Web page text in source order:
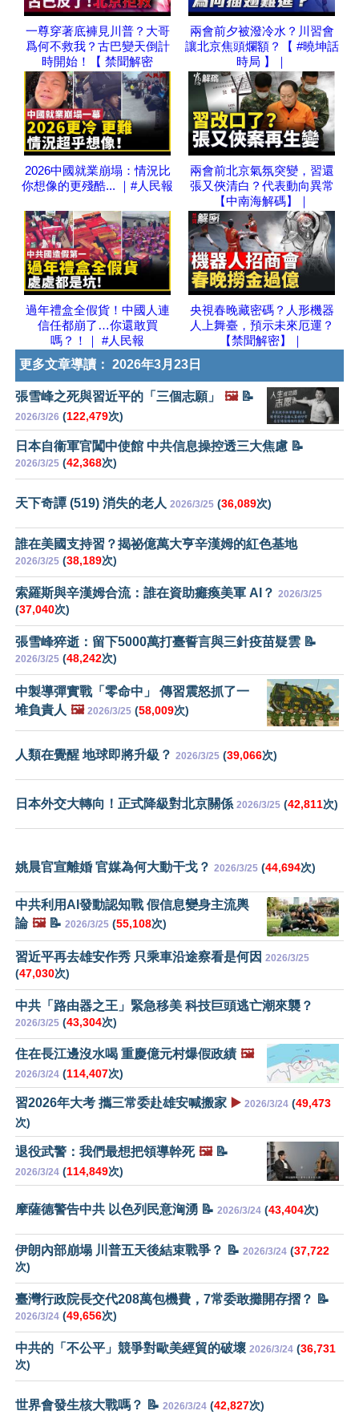
一尊穿著底褲見川普？大哥
爲何不救我？古巴變天倒計
時開始！【 禁聞解密
兩會前夕被潑冷水？川習會
讓北京焦頭爛額？【 #曉坤話
時局 】｜
2026中國就業崩塌：情況比
你想像的更殘酷... ｜#人民報
兩會前北京氣氛突變，習還
張又俠清白？代表動向異常
【中南海解碼】｜
過年禮盒全假貨！中國人連
信任都崩了…你還敢買
嗎？！｜ #人民報
央視春晚藏密碼？人形機器
人上舞臺，預示未來厄運？
【禁聞解密】｜
更多文章導讀： 2026年3月23日
張雪峰之死與習近平的「三個志願」 🖼️📝
2026/3/26 (122,479次)
日本自衞軍官闖中使館 中共信息操控透三大焦慮 📝
2026/3/25 (42,368次)
天下奇譚 (519) 消失的老人 2026/3/25 (36,089次)
誰在美國支持習？揭祕億萬大亨辛漢姆的紅色基地
2026/3/25 (38,189次)
索羅斯與辛漢姆合流：誰在資助癱瘓美軍 AI？ 2026/3/25
(37,040次)
張雪峰猝逝：留下5000萬打臺誓言與三針疫苗疑雲 📝
2026/3/25 (48,242次)
中製導彈實戰「零命中」 傳習震怒抓了一
堆負責人 🖼️ 2026/3/25 (58,009次)
人類在覺醒 地球即將升級？ 2026/3/25 (39,066次)
日本外交大轉向！正式降級對北京關係 2026/3/25 (42,811次)
姚晨官宣離婚 官媒為何大動干戈？ 2026/3/25 (44,694次)
中共利用AI發動認知戰 假信息變身主流輿
論 🖼️📝 2026/3/25 (55,108次)
習近平再去雄安作秀 只乘車沿途察看是何因 2026/3/25
(47,030次)
中共「路由器之王」緊急移美 科技巨頭逃亡潮來襲？
2026/3/25 (43,304次)
住在長江邊沒水喝 重慶億元村爆假政績 🖼️
2026/3/24 (114,407次)
習2026年大考 攜三常委赴雄安喊搬家 ▶️ 2026/3/24 (49,473
次)
退役武警：我們最想把領導幹死 🖼️📝
2026/3/24 (114,849次)
摩薩德警告中共 以色列民意洶湧 📝 2026/3/24 (43,404次)
伊朗內部崩塌 川普五天後結束戰爭？ 📝 2026/3/24 (37,722
次)
臺灣行政院長交代208萬包機費，7常委敢攤開存摺？ 📝
2026/3/24 (49,656次)
中共的「不公平」競爭對歐美經貿的破壞 2026/3/24 (36,731
次)
世界會發生核大戰嗎？ 📝 2026/3/24 (42,827次)